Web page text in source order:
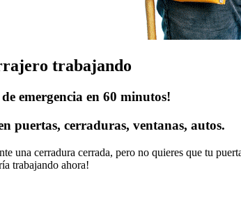
trabajando
de emergencia en 60 minutos!
puertas, cerraduras, ventanas, autos.
una cerradura cerrada, pero no quieres que tu
trabajando ahora!